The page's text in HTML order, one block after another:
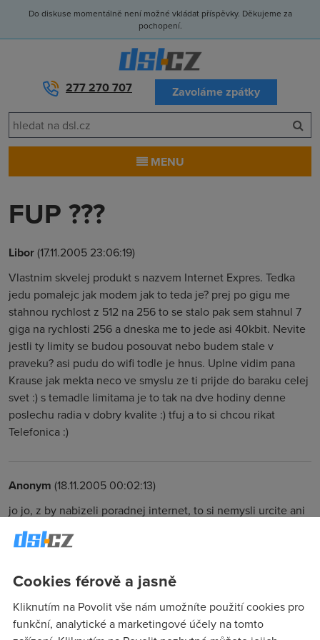
Do diskuse momentálně není možné vkládat příspěvky. Děkujeme za
pochopení.
277 270 707 Zavoláme zpátky
MENU
FUP ???
Libor(17.11.2005 23:06:19)
Vlastnim skvelej produkt s nazvem Internet Expres. Tedka
jedu pomalejc jak modem jak to teda je? prej po gigu me
stahnou rychlost z 512 na 256 to se stalo pak sem stahnul 7
giga na rychlosti 256 a dneska me to jede asi 40kbit. Nevite
jestli ty limity se budou posouvat nebo budem stale v
praveku? asi pudu do wifi todle je hnus. Uplne vidim pana
Krause jak mekta neco ve smyslu ze ti prijde do baraku celej
svet :) s temadle limitama je to tak na dve hodiny denne
poslechu radia v dobry kvalite :) tfuj a to si chcou rikat
Telefonica :)
Anonym (18.11.2005 00:02:13)
jo jo, z by nabizeli poradnej internet, to si nemysli urcite ani
nikdo z Telecomu, ale holt je nic nenuti to zlepsovat.....takze
budem asi porad jeste v praveku....
Anonym(18.11.2005 11:06:20)
neboť tím vyčerpáš svůj týdenní limit a Telecom tě Internetu
vyfuckuje (=uplatní Fucking Úser Policy)
Cookies férově a jasně
Kliknutím na Povolit vše nám umožníte použití cookies pro
funkční, analytické a marketingové účely na tomto